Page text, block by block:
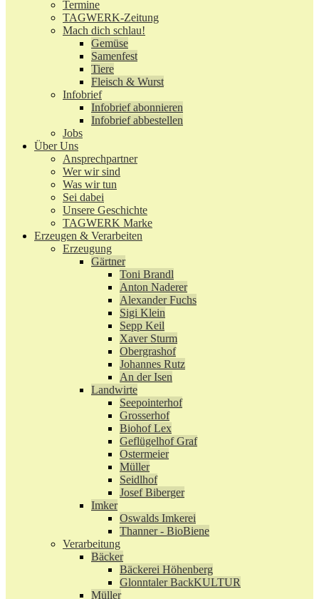
Termine
TAGWERK-Zeitung
Mach dich schlau!
Gemüse
Samenfest
Tiere
Fleisch & Wurst
Infobrief
Infobrief abonnieren
Infobrief abbestellen
Jobs
Über Uns
Ansprechpartner
Wer wir sind
Was wir tun
Sei dabei
Unsere Geschichte
TAGWERK Marke
Erzeugen & Verarbeiten
Erzeugung
Gärtner
Toni Brandl
Anton Naderer
Alexander Fuchs
Sigi Klein
Sepp Keil
Xaver Sturm
Obergrashof
Johannes Rutz
An der Isen
Landwirte
Seepointerhof
Grosserhof
Biohof Lex
Geflügelhof Graf
Ostermeier
Müller
Seidlhof
Josef Biberger
Imker
Oswalds Imkerei
Thanner - BioBiene
Verarbeitung
Bäcker
Bäckerei Höhenberg
Glonntaler BackKULTUR
Müller